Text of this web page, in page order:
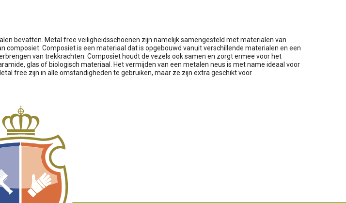
bevatten. Metal free veiligheidsschoenen zijn namelijk samengesteld met materialen van
composiet. Composiet is een materiaal dat is opgebouwd vanuit verschillende materialen en een
van trekkrachten. Composiet houdt de vezels ook samen en zorgt ermee voor het
glas of biologisch materiaal. Het vermijden van een metalen neus is met name ideaal voor
free zijn in alle omstandigheden te gebruiken, maar ze zijn extra geschikt voor